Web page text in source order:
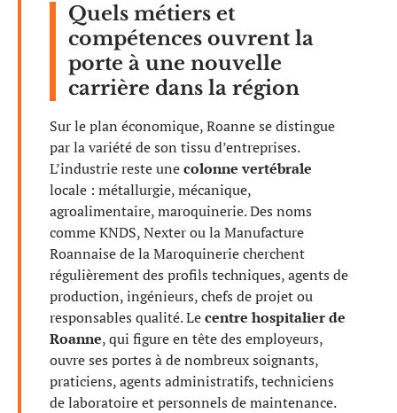
Quels métiers et
compétences ouvrent la
porte à une nouvelle
carrière dans la région
Sur le plan économique, Roanne se distingue
par la variété de son tissu d’entreprises.
L’industrie reste unecolonne vertébrale
locale : métallurgie, mécanique,
agroalimentaire, maroquinerie. Des noms
comme KNDS, Nexter ou la Manufacture
Roannaise de la Maroquinerie cherchent
régulièrement des profils techniques, agents de
production, ingénieurs, chefs de projet ou
responsables qualité. Lecentre hospitalier de
Roanne, qui figure en tête des employeurs,
ouvre ses portes à de nombreux soignants,
praticiens, agents administratifs, techniciens
de laboratoire et personnels de maintenance.